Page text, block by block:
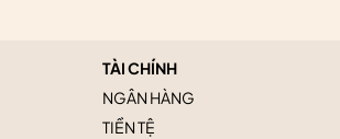
TÀI CHÍNH
NGÂN HÀNG
TIỀN TỆ